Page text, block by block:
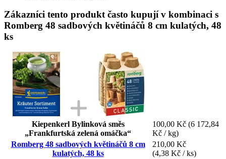
Zákazníci tento produkt často kupují v kombinaci s
Romberg 48 sadbových květináčů 8 cm kulatých, 48
ks
Kiepenkerl Bylinková směs
„Frankfurtská zelená omáčka“
100,00 Kč (6 172,84
Kč / kg)
Romberg 48 sadbových květináčů 8 cm
kulatých, 48 ks
210,00 Kč
(4,38 Kč / ks)